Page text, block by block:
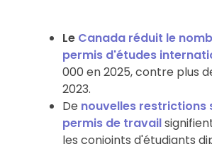
Le Canada réduit le
permis d'études
000 en 2025, contre plus
2023.
De nouvelles restrictions
permis de travail
les conjoints d'étudiants